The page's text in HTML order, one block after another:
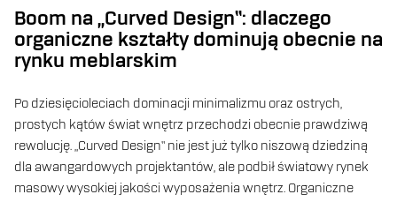
Boom na „Curved Design”: dlaczego
organiczne kształty dominują obecnie na
rynku meblarskim
Po dziesięcioleciach dominacji minimalizmu oraz ostrych,
prostych kątów świat wnętrz przechodzi obecnie prawdziwą
rewolucję. „Curved Design” nie jest już tylko niszową dziedziną
dla awangardowych projektantów, ale podbił światowy rynek
masowy wysokiej jakości wyposażenia wnętrz. Organiczne